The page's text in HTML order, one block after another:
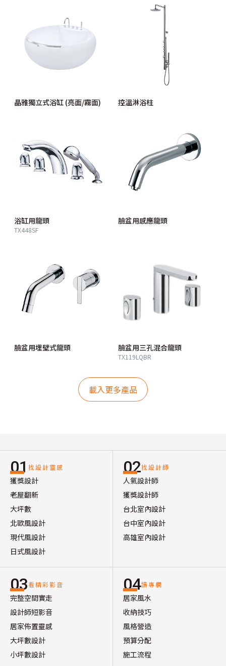
晶雅獨立式浴缸 (亮面/霧面) 控溫淋浴柱
浴缸用龍頭
TX448SF
臉盆用感應龍頭
臉盆用埋壁式龍頭 臉盆用三孔混合龍頭
TX119LQBR
載入更多產品
01 找設計靈感
獲獎設計
老屋翻新
大坪數
北歐風設計
現代風設計
日式風設計
02找設計師
人氣設計師
獲獎設計師
台北室內設計
台中室內設計
高雄室內設計
03看精彩影音
完整空間實走
設計師短影音
居家佈置靈感
大坪數設計
小坪數設計
04讀專欄
居家風水
收納技巧
風格營造
預算分配
施工流程